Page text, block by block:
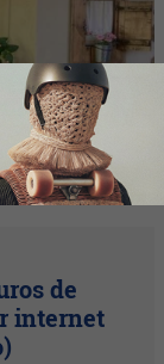
de
internet